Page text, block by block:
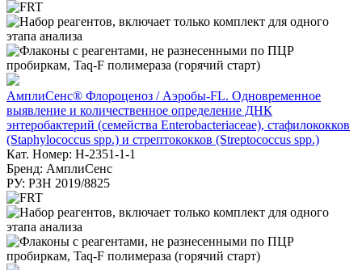
АмплиСенс® Флороценоз / Аэробы-FL. Одновременное
выявление и количественное определение ДНК
энтеробактерий (семейства Enterobacteriaceae), стафилококков
(Staphylococcus spp.) и стрептококков (Streptococcus spp.)
Кат. Номер: H-2351-1-1
Бренд: АмплиСенс
РУ: РЗН 2019/8825